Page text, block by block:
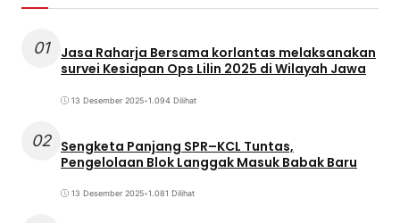
01
Jasa Raharja Bersama korlantas melaksanakan
survei Kesiapan Ops Lilin 2025 di Wilayah Jawa
13 Desember 2025•1.094 Dilihat
02 Sengketa Panjang SPR–KCL Tuntas,
Pengelolaan Blok Langgak Masuk Babak Baru
13 Desember 2025•1.081 Dilihat